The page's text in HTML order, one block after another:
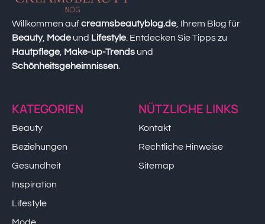
Willkommen aufcreamsbeautyblog.de, Ihrem Blog für
Beauty, Modeund Lifestyle. Entdecken Sie Tipps zu
Hautpflege, Make-up-Trends und
Schönheitsgeheimnissen
KATEGORIEN
Beauty
Beziehungen
Gesundheit
Inspiration
Lifestyle
Mode
NÜTZLICHE LINKS
Kontakt
Rechtliche Hinweise
Sitemap